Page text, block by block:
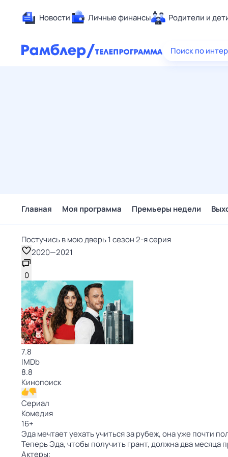
Новости Личные финансы Родители и
Здоровье
Поиск по
Главная Моя программа Премьеры недели
Постучись в мою дверь 1 сезон 2-я серия
2020—2021
0
7.8
IMDb
8.8
Кинопоиск
Сериал
Комедия
16+
Эда мечтает уехать учиться за рубеж, она уже почти
Теперь Эда, чтобы получить грант, должна два месяца
Актеры: